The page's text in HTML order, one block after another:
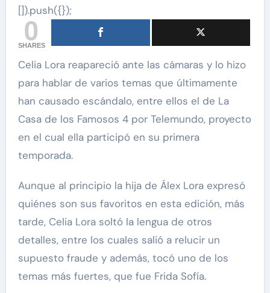
[]).push({});
0
SHARES
Celia Lora reapareció ante las cámaras y lo hizo
para hablar de varios temas que últimamente
han causado escándalo, entre ellos el de La
Casa de los Famosos 4 por Telemundo, proyecto
en el cual ella participó en su primera
temporada.
Aunque al principio la hija de Álex Lora expresó
quiénes son sus favoritos en esta edición, más
tarde, Celia Lora soltó la lengua de otros
detalles, entre los cuales salió a relucir un
supuesto fraude y además, tocó uno de los
temas más fuertes, que fue Frida Sofía.